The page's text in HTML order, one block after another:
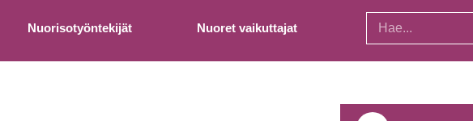
Nuorisotyöntekijät Nuoret vaikuttajat search